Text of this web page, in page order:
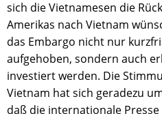
sich die Vietnamesen die
Amerikas nach Vietnam
das Embargo nicht nur
aufgehoben, sondern auch
investiert werden. Die
Vietnam hat sich geradezu
daß die internationale Presse